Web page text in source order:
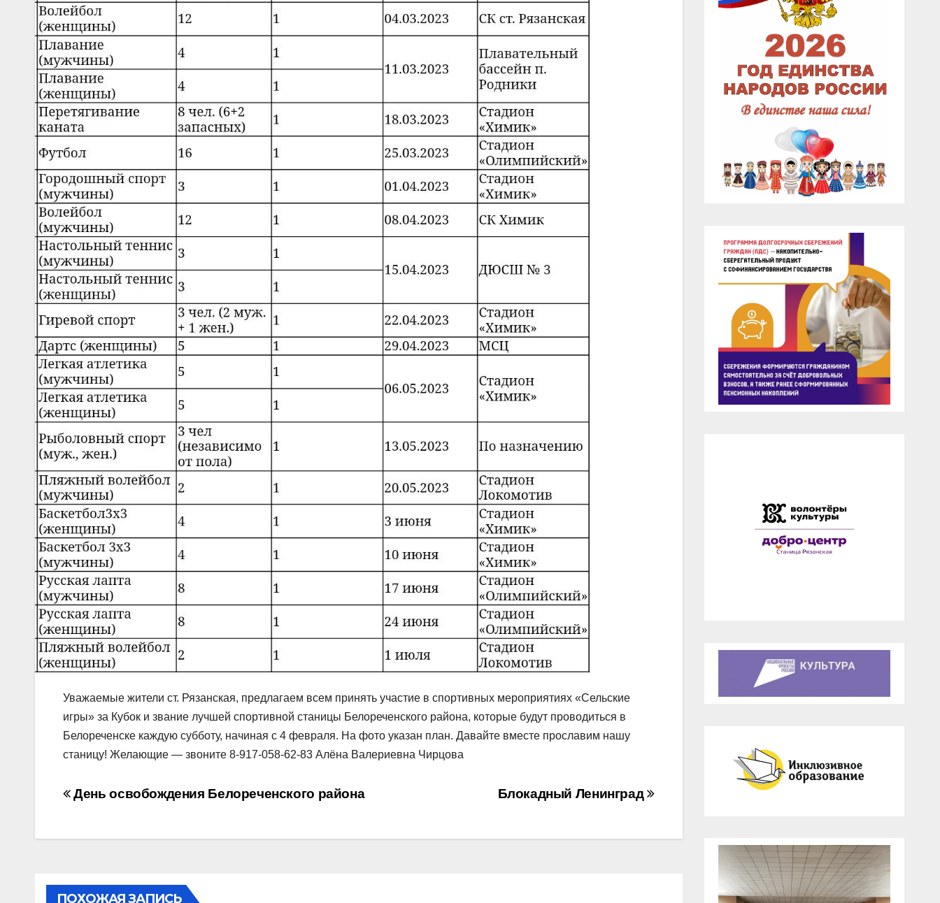
Уважаемые жители ст. Рязанская, предлагаем всем принять участие в спортивных мероприятиях «Сельские
игры» за Кубок и звание лучшей спортивной станицы Белореченского района, которые будут проводиться в
Белореченске каждую субботу, начиная с 4 февраля. На фото указан план. Давайте вместе прославим нашу
станицу! Желающие — звоните 8-917-058-62-83 Алёна Валериевна Чирцова
Навигация
Блокадный Ленинград
День освобождения Белореченского района
ПОХОЖАЯ ЗАПИСЬ